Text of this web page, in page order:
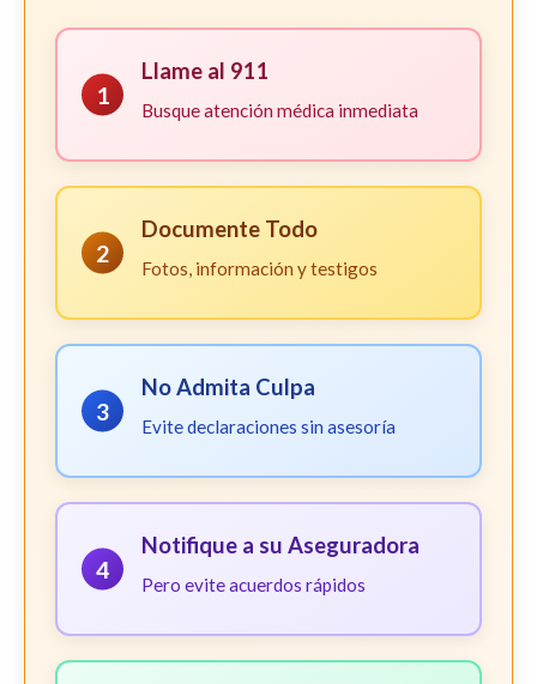
1
Llame al 911
Busque atención médica inmediata
2
Documente Todo
Fotos, información y testigos
3
No Admita Culpa
Evite declaraciones sin asesoría
4
Notifique a su Aseguradora
Pero evite acuerdos rápidos